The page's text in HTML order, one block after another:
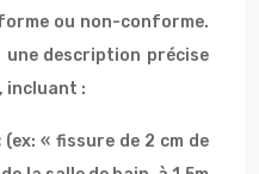
ou non-conforme.
description précise
incluant :
(ex: « fissure de 2 cm de